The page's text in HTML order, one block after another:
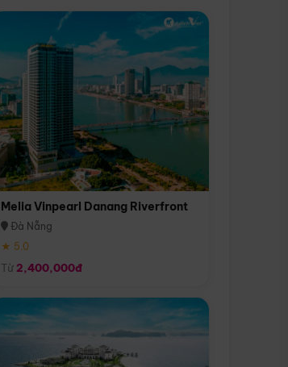
Melia Vinpearl Danang Riverfront
Đà Nẵng
★ 5.0
Từ 2,400,000đ